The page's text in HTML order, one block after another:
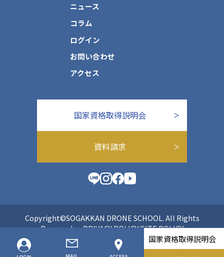
国家資格取得説明会
ニュース
コラム
ログイン
お問い合わせ
アクセス
国家資格取得説明会
資料請求
Copyright©SOGAKKAN DRONE SCHOOL. All Rights
Reserved.
PRIVACY POLICY/SITE POLICY